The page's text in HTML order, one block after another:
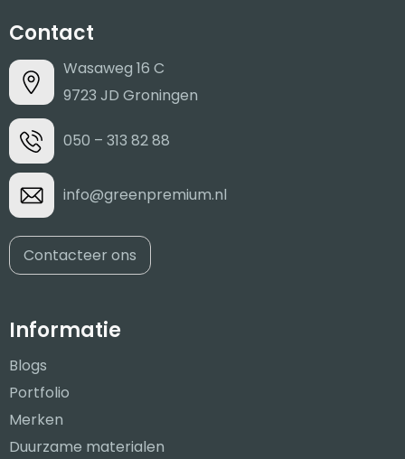
Contact
Wasaweg 16 C
9723 JD Groningen
050 – 313 82 88
info@greenpremium.nl
Contacteer ons
Informatie
Blogs
Portfolio
Merken
Duurzame materialen